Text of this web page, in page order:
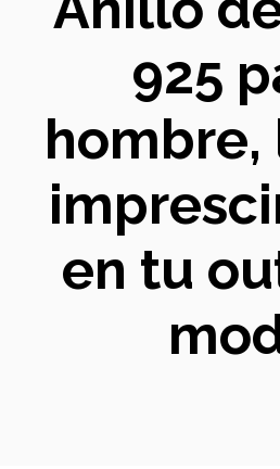
925
hombre,
en tu